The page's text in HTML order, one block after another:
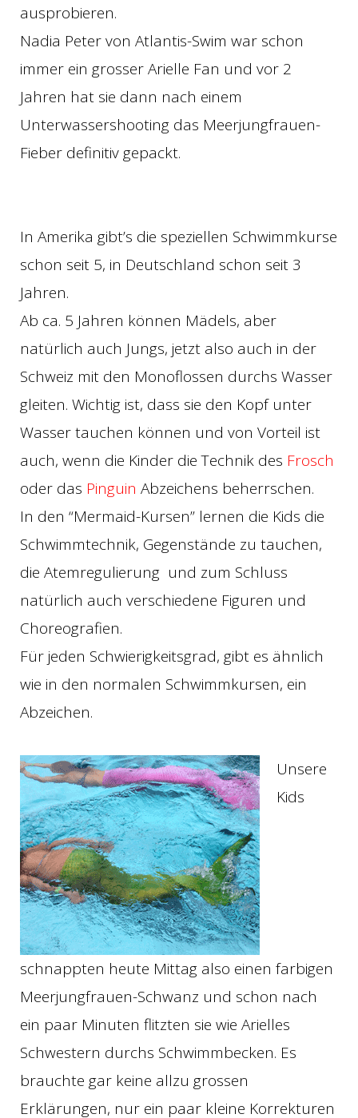
ausprobieren.
Nadia Peter von Atlantis-Swim war schon
immer ein grosser Arielle Fan und vor 2
Jahren hat sie dann nach einem
Unterwassershooting das Meerjungfrauen-
Fieber definitiv gepackt.
In Amerika gibt’s die speziellen Schwimmkurse
schon seit 5, in Deutschland schon seit 3
Jahren.
Ab ca. 5 Jahren können Mädels, aber
natürlich auch Jungs, jetzt also auch in der
Schweiz mit den Monoflossen durchs Wasser
gleiten. Wichtig ist, dass sie den Kopf unter
Wasser tauchen können und von Vorteil ist
auch, wenn die Kinder die Technik des Frosch
oder das Pinguin Abzeichens beherrschen.
In den “Mermaid-Kursen” lernen die Kids die
Schwimmtechnik, Gegenstände zu tauchen,
die Atemregulierung und zum Schluss
natürlich auch verschiedene Figuren und
Choreografien.
Für jeden Schwierigkeitsgrad, gibt es ähnlich
wie in den normalen Schwimmkursen, ein
Abzeichen.
Unsere
Kids
schnappten heute Mittag also einen farbigen
Meerjungfrauen-Schwanz und schon nach
ein paar Minuten flitzten sie wie Arielles
Schwestern durchs Schwimmbecken. Es
brauchte gar keine allzu grossen
Erklärungen, nur ein paar kleine Korrekturen